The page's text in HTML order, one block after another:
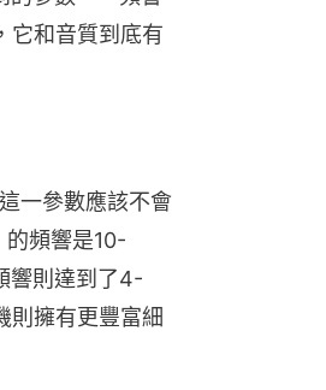
它和音質到底有
一參數應該不會
頻響是10-
響則達到了4-
則擁有更豐富細